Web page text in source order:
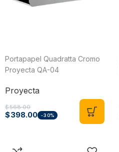
Portapapel Quadratta Cromo
Proyecta QA-04
Proyecta
$568.00
$398.00 -30%